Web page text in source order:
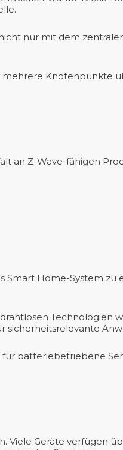
nur mit dem
Knotenpunkte
an Z-Wave-fähigen
Home-System zu
Technologien
sicherheitsrelevante
batteriebetriebene
Viele Geräte verfügen